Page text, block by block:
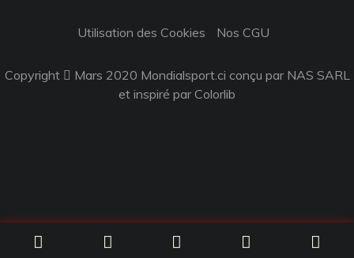
Utilisation des Cookies Nos CGU
Copyright
Mars 2020 Mondialsport.ci conçu par NAS SARL
et inspiré parColorlib